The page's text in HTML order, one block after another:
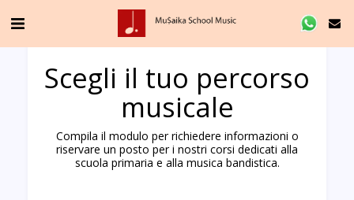
Scegli il tuo percorso
musicale
Compila il modulo per richiedere informazioni o
riservare un posto per i nostri corsi dedicati alla
scuola primaria e alla musica bandistica.